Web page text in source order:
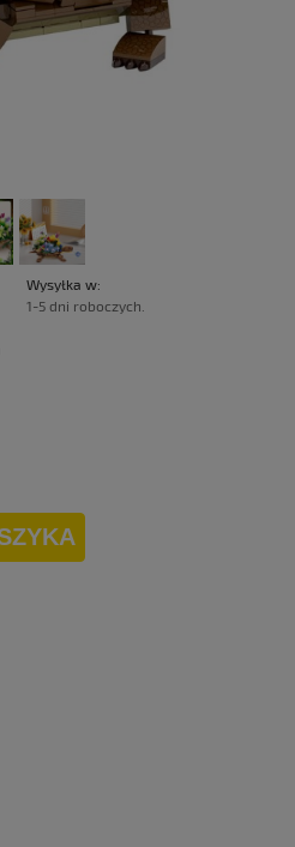
Wysyłka w:
1-5 dni roboczych.
kosztów płatności